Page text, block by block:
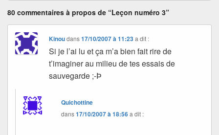
80 commentaires à propos de “Leçon numéro 3”
Kinoudans17/10/2007 à 11:23 a dit :
Si je l’ai lu et ça m’a bien fait rire de
t’imaginer au milieu de tes essais de
sauvegarde ;-Þ
Quichottine
dans17/10/2007 à 18:56a dit :